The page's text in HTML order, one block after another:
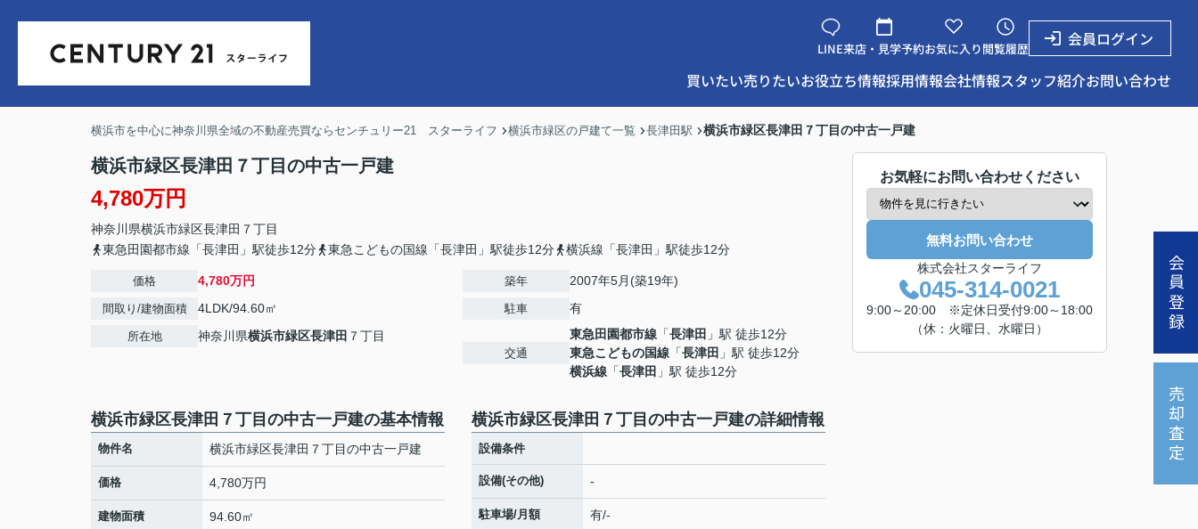
LINE来店・見学予約お気に入り閲覧履歴
会員ログイン
買いたい売りたいお役立ち情報採用情報会社情報スタッフ紹介お問い合わせ
会員登録
売却査定
横浜市を中心に神奈川県全域の不動産売買ならセンチュリー21 スターライフ 横浜市緑区の戸建て一覧 長津田駅 横浜市緑区長津田７丁目の中古一戸建
横浜市緑区長津田７丁目の中古一戸建
4,780万円
神奈川県横浜市緑区長津田 ７丁目
東急田園都市線「長津田」駅徒歩12分
東急こどもの国線「長津田」駅徒歩12分 横浜線「長津田」駅徒歩12分
価格 4,780万円
間取り/建物面積 4LDK/94.60㎡
所在地 神奈川県横浜市緑区長津田 ７丁目
築年 2007年5月(築19年)
駐車 有
交通
東急田園都市線 「長津田 」駅 徒歩12分
東急こどもの国線 「長津田 」駅 徒歩12分
横浜線 「長津田 」駅 徒歩12分
横浜市緑区長津田７丁目の中古一戸建の基本情報
物件名 横浜市緑区長津田７丁目の中古一戸建
価格 4,780万円
建物面積 94.60㎡
横浜市緑区長津田７丁目の中古一戸建の詳細情報
設備条件
設備(その他) -
駐車場/月額 有/-
お気軽にお問い合わせください
無料お問い合わせ
株式会社スターライフ
045-314-0021
9:00～20:00 ※定休日受付9:00～18:00
（休：火曜日、水曜日）